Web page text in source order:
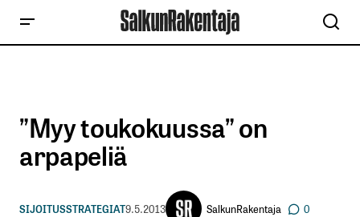
”Myy toukokuussa” on
arpapeliä
SIJOITUSSTRATEGIAT9.5.2013 SalkunRakentaja 0